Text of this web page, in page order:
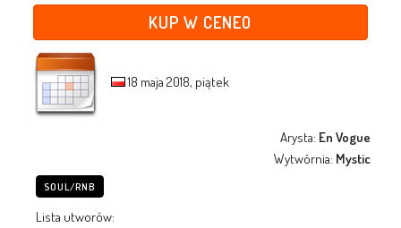
KUP W CENEO
18 maja 2018, piątek
Arysta: En Vogue
Wytwórnia: Mystic
SOUL/RNB
Lista utworów: